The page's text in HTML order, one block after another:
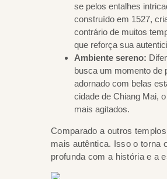
se pelos entalhes
construído em 1527,
contrário de muitos
que reforça sua
Ambiente sereno:
busca um momento de
adornado com belas
cidade de Chiang Mai,
mais agitados.
Comparado a outros
mais autêntica. Isso o torna
profunda com a história e a